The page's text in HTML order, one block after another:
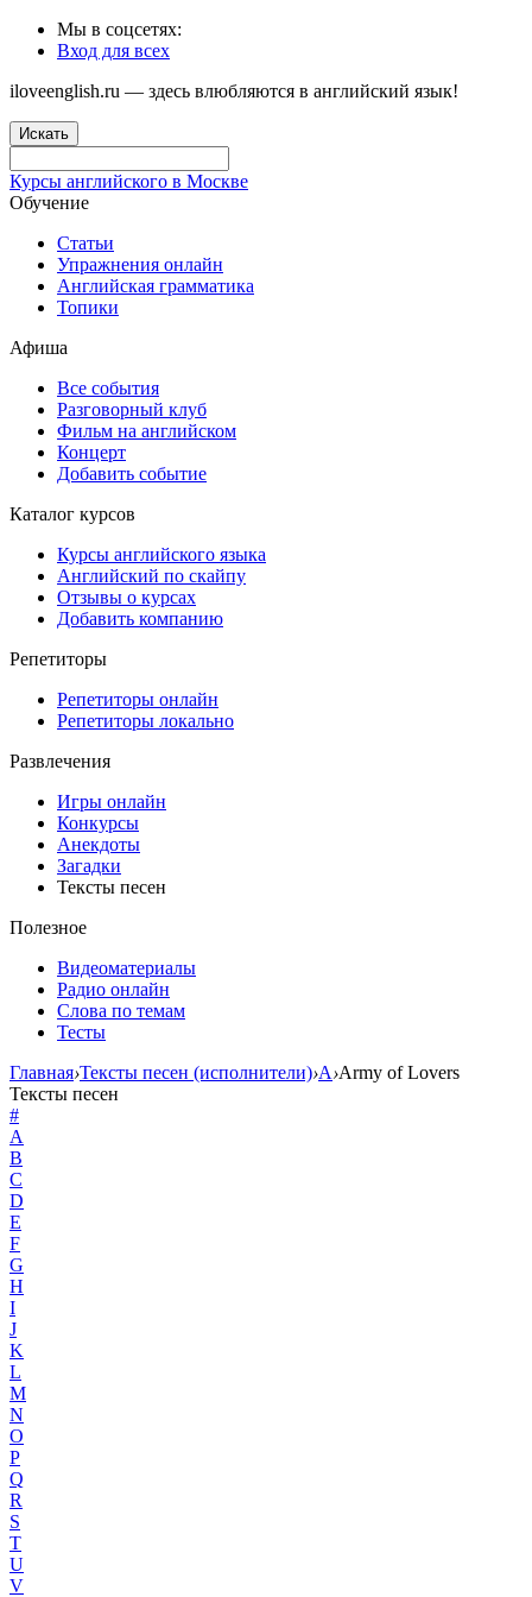
Мы в соцсетях:
Вход для всех
iloveenglish.ru — здесь влюбляются в английский язык!
Искать
Курсы английского в Москве
Обучение
Статьи
Упражнения онлайн
Английская грамматика
Топики
Афиша
Все события
Разговорный клуб
Фильм на английском
Концерт
Добавить событие
Каталог курсов
Курсы английского языка
Английский по скайпу
Отзывы о курсах
Добавить компанию
Репетиторы
Репетиторы онлайн
Репетиторы локально
Развлечения
Игры онлайн
Конкурсы
Анекдоты
Загадки
Тексты песен
Полезное
Видеоматериалы
Радио онлайн
Слова по темам
Тесты
Главная›Тексты песен (исполнители)›A›Army of Lovers
Тексты песен
#
A
B
C
D
E
F
G
H
I
J
K
L
M
N
O
P
Q
R
S
T
U
V